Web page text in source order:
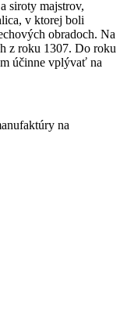
siroty majstrov,
v ktorej boli
obradoch. Na
z roku 1307. Do roku
účinne vplývať na
na